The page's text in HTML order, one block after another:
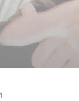
Espace Citoyens
(Guichetnumerik)